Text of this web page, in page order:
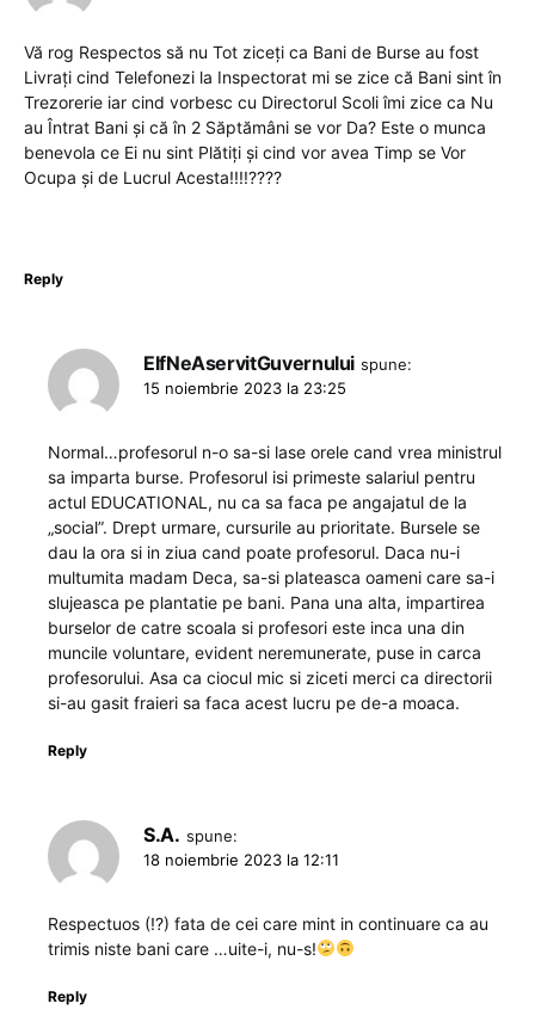
Vă rog Respectos să nu Tot ziceți ca Bani de Burse au fost
Livrați cind Telefonezi la Inspectorat mi se zice că Bani sint în
Trezorerie iar cind vorbesc cu Directorul Scoli îmi zice ca Nu
au Întrat Bani și că în 2 Săptămâni se vor Da? Este o munca
benevola ce Ei nu sint Plătiți și cind vor avea Timp se Vor
Ocupa și de Lucrul Acesta!!!!????
Reply
ElfNeAservitGuvernului spune:
15 noiembrie 2023 la 23:25
Normal…profesorul n-o sa-si lase orele cand vrea ministrul
sa imparta burse. Profesorul isi primeste salariul pentru
actul EDUCATIONAL, nu ca sa faca pe angajatul de la
„social”. Drept urmare, cursurile au prioritate. Bursele se
dau la ora si in ziua cand poate profesorul. Daca nu-i
multumita madam Deca, sa-si plateasca oameni care sa-i
slujeasca pe plantatie pe bani. Pana una alta, impartirea
burselor de catre scoala si profesori este inca una din
muncile voluntare, evident neremunerate, puse in carca
profesorului. Asa ca ciocul mic si ziceti merci ca directorii
si-au gasit fraieri sa faca acest lucru pe de-a moaca.
Reply
S.A. spune:
18 noiembrie 2023 la 12:11
Respectuos (!?) fata de cei care mint in continuare ca au
trimis niste bani care …uite-i, nu-s!
Reply